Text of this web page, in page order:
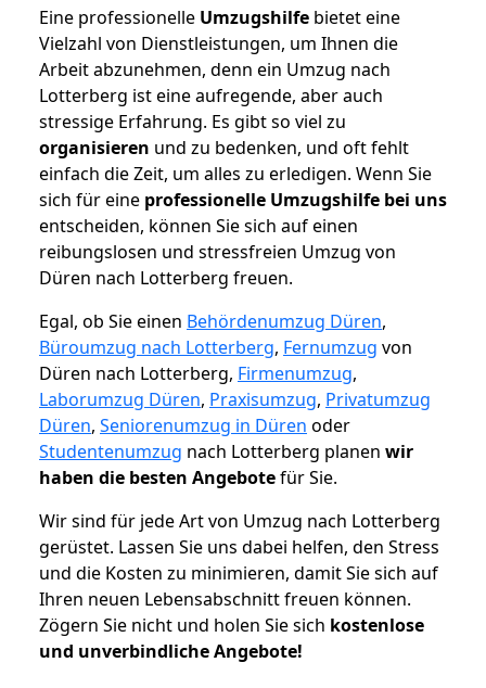
Eine professionelle Umzugshilfe bietet eine
Vielzahl von Dienstleistungen, um Ihnen die
Arbeit abzunehmen, denn ein Umzug nach
Lotterberg ist eine aufregende, aber auch
stressige Erfahrung. Es gibt so viel zu
organisieren und zu bedenken, und oft fehlt
einfach die Zeit, um alles zu erledigen. Wenn Sie
sich für eine professionelle Umzugshilfe bei uns
entscheiden, können Sie sich auf einen
reibungslosen und stressfreien Umzug von
Düren nach Lotterberg freuen.
Egal, ob Sie einen Behördenumzug Düren,
Büroumzug nach Lotterberg, Fernumzug von
Düren nach Lotterberg, Firmenumzug,
Laborumzug Düren, Praxisumzug, Privatumzug
Düren, Seniorenumzug in Düren oder
Studentenumzug nach Lotterberg planen wir
haben die besten Angebotefür Sie.
Wir sind für jede Art von Umzug nach Lotterberg
gerüstet. Lassen Sie uns dabei helfen, den Stress
und die Kosten zu minimieren, damit Sie sich auf
Ihren neuen Lebensabschnitt freuen können.
Zögern Sie nicht und holen Sie sich kostenlose
und unverbindliche Angebote!